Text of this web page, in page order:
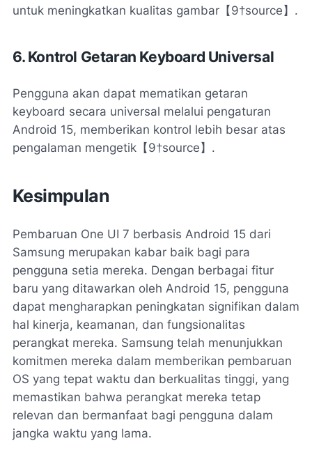
untuk meningkatkan kualitas gambar【9†source】.
6. Kontrol Getaran Keyboard Universal
Pengguna akan dapat mematikan getaran
keyboard secara universal melalui pengaturan
Android 15, memberikan kontrol lebih besar atas
pengalaman mengetik【9†source】.
Kesimpulan
Pembaruan One UI 7 berbasis Android 15 dari
Samsung merupakan kabar baik bagi para
pengguna setia mereka. Dengan berbagai fitur
baru yang ditawarkan oleh Android 15, pengguna
dapat mengharapkan peningkatan signifikan dalam
hal kinerja, keamanan, dan fungsionalitas
perangkat mereka. Samsung telah menunjukkan
komitmen mereka dalam memberikan pembaruan
OS yang tepat waktu dan berkualitas tinggi, yang
memastikan bahwa perangkat mereka tetap
relevan dan bermanfaat bagi pengguna dalam
jangka waktu yang lama.